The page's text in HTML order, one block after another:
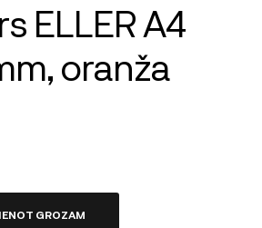
ELLER A4
oranža
GROZAM